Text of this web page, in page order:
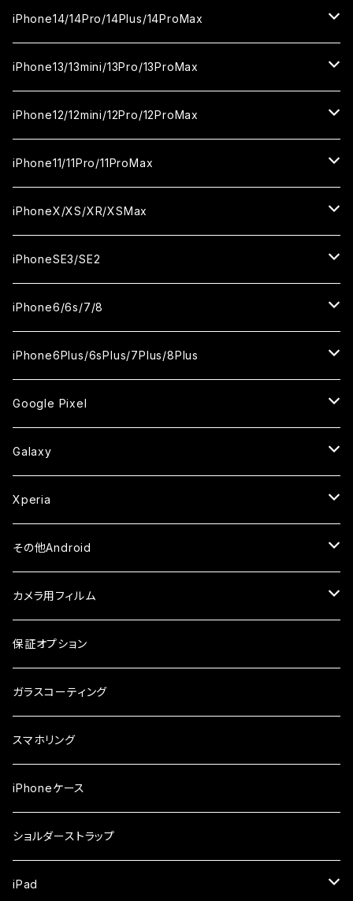
セラミックフィルム
カメラ用フィルム
ガラスフィルム
セラミックフィルム
iPhone16Pro
ガラスフィルム
セラミックフィルム
iPhone16Plus
ガラスフィルム
セラミックフィルム
iPhone16ProMax
ガラスフィルム
セラミックフィルム
iPhone15
ガラスフィルム
セラミックフィルム
iPhone15Pro
ガラスフィルム
セラミックフィルム
iPhone15Plus
ガラスフィルム
セラミックフィルム
iPhone15ProMax
ガラスフィルム
セラミックフィルム
iPhone14/14Pro/14Plus/14ProMax
iPhone14
ガラスフィルム
セラミックフィルム
iPhone14Pro
ガラスフィルム
セラミックフィルム
iPhone14Plus
ガラスフィルム
セラミックフィルム
iPhone14ProMax
ガラスフィルム
セラミックフィルム
iPhone13/13mini/13Pro/13ProMax
iPhone13/13Pro
ガラスフィルム
セラミックフィルム
iPhone13mini
ガラスフィルム
セラミックフィルム
iPhone13ProMax
ガラスフィルム
セラミックフィルム
iPhone12/12mini/12Pro/12ProMax
iPhone12/12Pro
ガラスフィルム
セラミックフィルム
iPhone12mini
ガラスフィルム
セラミックフィルム
iPhone12ProMax
ガラスフィルム
セラミックフィルム
iPhone11/11Pro/11ProMax
iPhone11
ガラスフィルム
セラミックフィルム
iPhone11Pro
ガラスフィルム
セラミックフィルム
iPhone11Pro Max
ガラスフィルム
セラミックフィルム
iPhoneX/XS/XR/XSMax
iPhoneX
ガラスフィルム
セラミックフィルム
iPhoneXS
ガラスフィルム
セラミックフィルム
iPhoneXR
ガラスフィルム
セラミックフィルム
iPhoneXSMax
ガラスフィルム
セラミックフィルム
iPhoneSE3/SE2
iPhoneSE3
ガラスフィルム
ケース
iPhoneSE2
ガラスフィルム
ケース
iPhone6/6s/7/8
iPhone8
ガラスフィルム
セラミックフィルム
iPhone7
ガラスフィルム
セラミックフィルム
iPhone6s
ガラスフィルム
ケース・カバー
iPhone6
ガラスフィルム
ケース・カバー
iPhone6Plus/6sPlus/7Plus/8Plus
iPhone6Plus
ガラスフィルム
ケース
iPhone6sPlus
ガラスフィルム
ケース
iPhone7Plus
ガラスフィルム
ケース
iPhone8Plus
ガラスフィルム
ケース
Google Pixel
ガラスフィルム
セラミックフィルム
ケース
Galaxy
ガラスフィルム
セラミックフィルム
ケース
Xperia
ガラスフィルム
その他Android
AQUOS
ガラスフィルム
arrows
ガラスフィルム
シンプルスマホ
ガラスフィルム
らくらくスマホ
ガラスフィルム
OPPO
ガラスフィルム
Xiaomi
ガラスフィルム
カメラ用フィルム
iPhone
iPhone17e
iPhone17ProMax
Android
保証オプション
ガラスコーティング
スマホリング
iPhoneケース
ショルダーストラップ
iPad